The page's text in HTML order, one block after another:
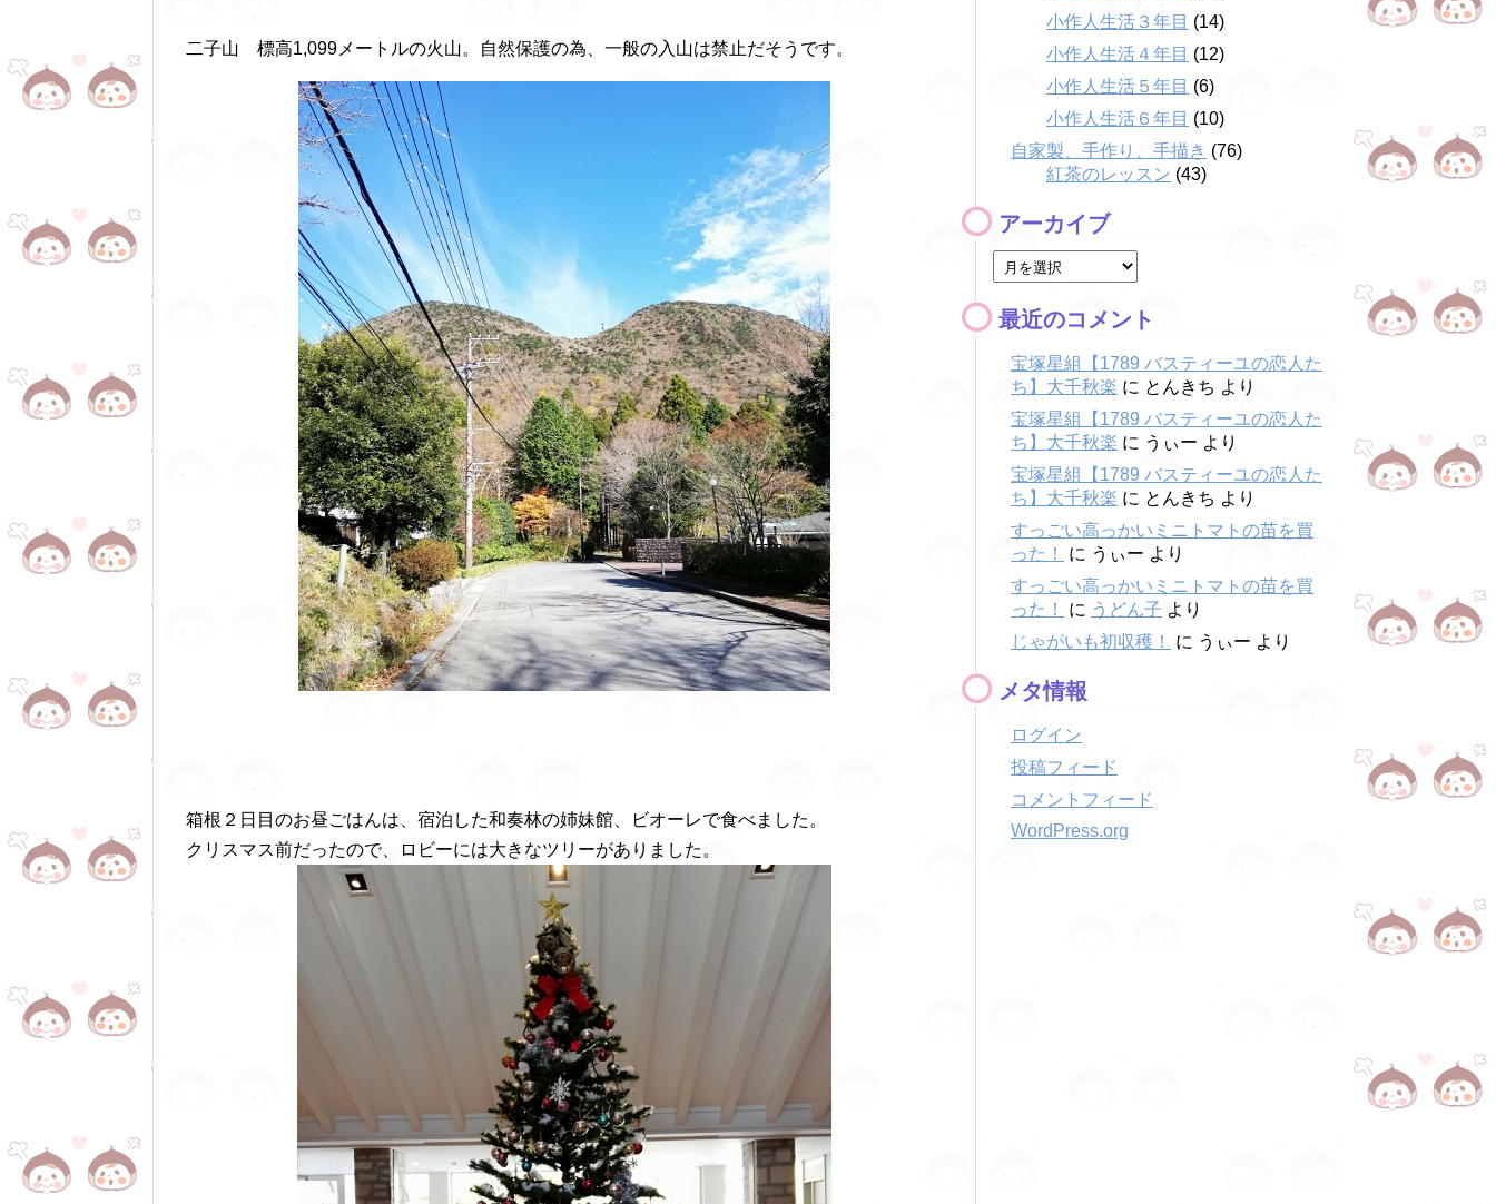
二子山 標高1,099メートルの火山。自然保護の為、一般の入山は禁止だそうです。
箱根２日目のお昼ごはんは、宿泊した和奏林の姉妹館、ビオーレで食べました。
クリスマス前だったので、ロビーには大きなツリーがありました。
小作人生活３年目 (14)
小作人生活４年目 (12)
小作人生活５年目 (6)
小作人生活６年目 (10)
自家製、手作り、手描き (76)
紅茶のレッスン (43)
アーカイブ
最近のコメント
宝塚星組【1789 バスティーユの恋人た
ち】大千秋楽 に とんきち より
宝塚星組【1789 バスティーユの恋人た
ち】大千秋楽 に うぃー より
宝塚星組【1789 バスティーユの恋人た
ち】大千秋楽 に とんきち より
すっごい高っかいミニトマトの苗を買
った！
に うぃー より
すっごい高っかいミニトマトの苗を買
った！
に うどん子 より
じゃがいも初収穫！
に うぃー より
メタ情報
ログイン
投稿フィード
コメントフィード
WordPress.org